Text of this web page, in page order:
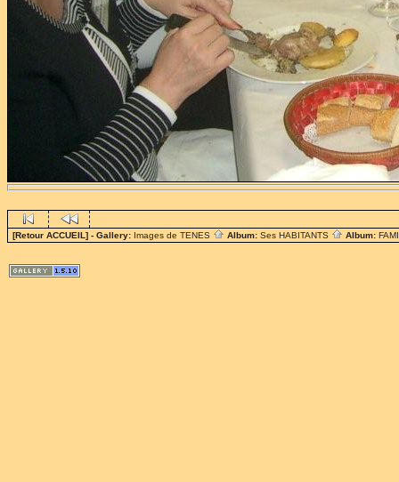
[Retour ACCUEIL] - Gallery: Images de TENES Album: Ses HABITANTS Album: